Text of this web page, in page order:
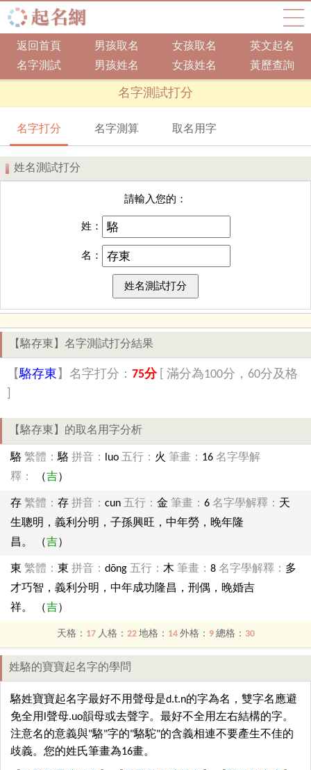
返回首頁 男孩取名 女孩取名
英文起名
名字測試
男孩姓名 女孩姓名 黃歷查詢
名字測試打分
名字打分 名字測算 取名用字
姓名測試打分
請輸入您的：
姓：
名：
【駱存東】名字測試打分結果
【駱存東 】名字打分： 75分[ 滿分為100分，60分及格
【駱存東】的取名用字分析
駱 繁體：駱 拼音： luo 五行： 火 筆畫： 16 名字學解
釋：
（吉）
存 繁體： 存 拼音： cun 五行： 金 筆畫： 6 名字學解釋： 天
生聰明，義利分明，子孫興旺，中年勞，晚年隆
昌。 （吉）
東 繁體： 東 拼音： dōng 五行： 木 筆畫： 8 名字學解釋： 多
才巧智，義利分明，中年成功隆昌，刑偶，晚婚吉
祥。 （吉）
天格： 17人格： 22地格： 14外格： 9總格： 30
姓駱的寶寶起名字的學問
駱姓寶寶起名字最好不用聲母是d.t.n的字為名，雙字名應避
免全用l聲母.uo韻母或去聲字。最好不全用左右結構的字。
注意名的意義與"駱"字的"駱駝"的含義相連不要產生不佳的
歧義。您的姓氏筆畫為16畫。